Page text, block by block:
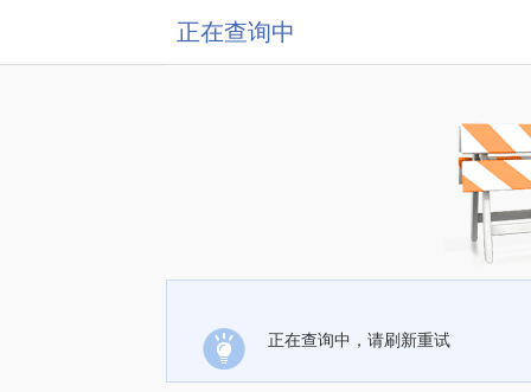
正在查询中
正在查询中，请刷新重试